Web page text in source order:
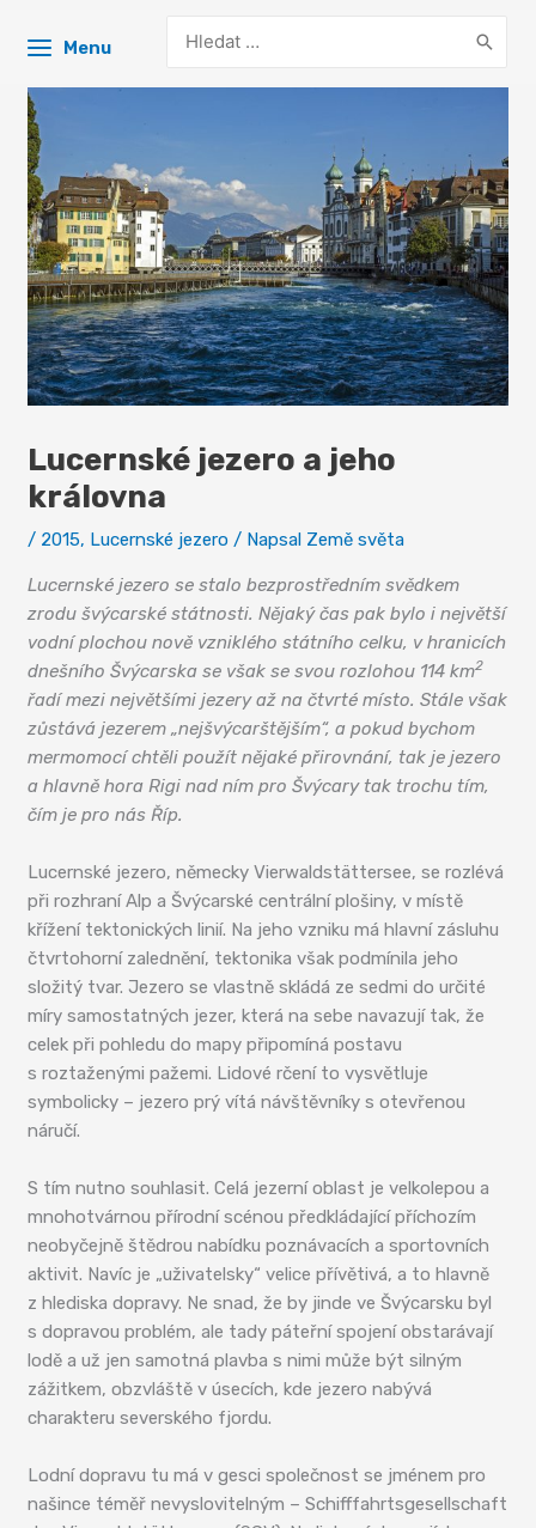
Menu
for:
Lucernské jezero a jeho
královna
/ 2015, Lucernské jezero / Napsal Země světa
Lucernské jezero se stalo bezprostředním svědkem
zrodu švýcarské státnosti. Nějaký čas pak bylo i největší
vodní plochou nově vzniklého státního celku, v hranicích
dnešního Švýcarska se však se svou rozlohou 114 km2
řadí mezi největšími jezery až na čtvrté místo. Stále však
zůstává jezerem „nejšvýcarštějším“, a pokud bychom
mermomocí chtěli použít nějaké přirovnání, tak je jezero
a hlavně hora Rigi nad ním pro Švýcary tak trochu tím,
čím je pro nás Říp.
Lucernské jezero, německy Vierwaldstättersee, se rozlévá
při rozhraní Alp a Švýcarské centrální plošiny, v místě
křížení tektonických linií. Na jeho vzniku má hlavní zásluhu
čtvrtohorní zalednění, tektonika však podmínila jeho
složitý tvar. Jezero se vlastně skládá ze sedmi do určité
míry samostatných jezer, která na sebe navazují tak, že
celek při pohledu do mapy připomíná postavu
s roztaženými pažemi. Lidové rčení to vysvětluje
symbolicky – jezero prý vítá návštěvníky s otevřenou
náručí.
S tím nutno souhlasit. Celá jezerní oblast je velkolepou a
mnohotvárnou přírodní scénou předkládající příchozím
neobyčejně štědrou nabídku poznávacích a sportovních
aktivit. Navíc je „uživatelsky“ velice přívětivá, a to hlavně
z hlediska dopravy. Ne snad, že by jinde ve Švýcarsku byl
s dopravou problém, ale tady páteřní spojení obstarávají
lodě a už jen samotná plavba s nimi může být silným
zážitkem, obzvláště v úsecích, kde jezero nabývá
charakteru severského fjordu.
Lodní dopravu tu má v gesci společnost se jménem pro
našince téměř nevyslovitelným – Schifffahrtsgesellschaft